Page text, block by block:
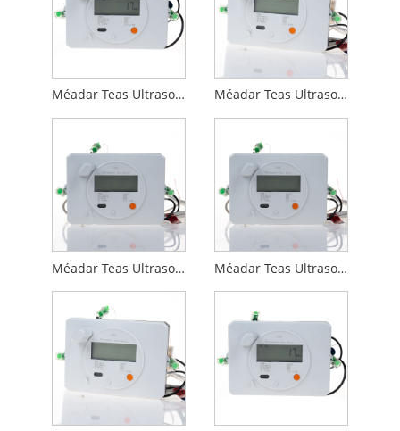
Méadar Teas Ultrasonach DN15 RS485 Modbus Méadar Teas Ultrasonach DN15 le M-bus agus Pulse isteach
Méadar Teas Ultrasonach DN15 le Lora nó Lorawam Méadar Teas Ultrasonach Gan Sreang Cliste don Teaghlach le Córas Léitheoireachta